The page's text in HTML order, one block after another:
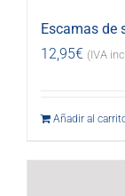
Escamas de
12,95€ (IVA
Añadir al